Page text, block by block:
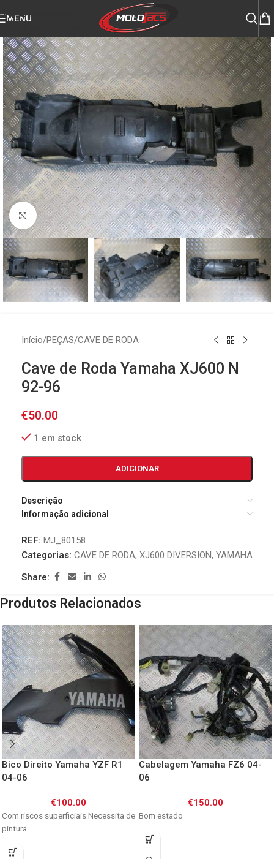
Skip to navigation
MENU
Click to enlarge
Início/PEÇAS/CAVE DE RODA
Cave de Roda Yamaha XJ600 N
92-96
€50.00
1 em stock
ADICIONAR
Descrição
Informação adicional
REF: MJ_80158
Categorias: CAVE DE RODA, XJ600 DIVERSION, YAMAHA
Share:
Produtos Relacionados
Bico Direito Yamaha YZF R1
04-06
€100.00
Com riscos superficiais Necessita de
pintura
Cabelagem Yamaha FZ6 04-
06
€150.00
Bom estado